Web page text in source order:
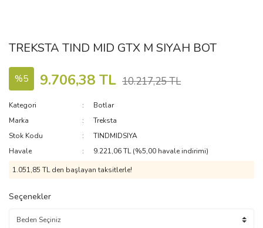
TREKSTA TIND MID GTX M SIYAH BOT
%5 9.706,38 TL 10.217,25 TL
Kategori
Botlar
Marka
Treksta
Stok Kodu
TINDMIDSIYA
Havale
9.221,06 TL (%5,00 havale indirimi)
1.051,85 TL den başlayan taksitlerle!
Seçenekler